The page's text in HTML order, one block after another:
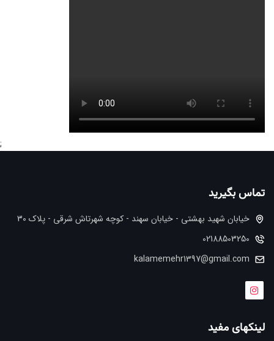
;
تماس بگیرید
خیابان شهید بهشتی - خیابان سهند - کوچه شهرتاش شرقی - پلاک 30
02188503250
kalamemehr1397@gmail.com
لینکهای مفید